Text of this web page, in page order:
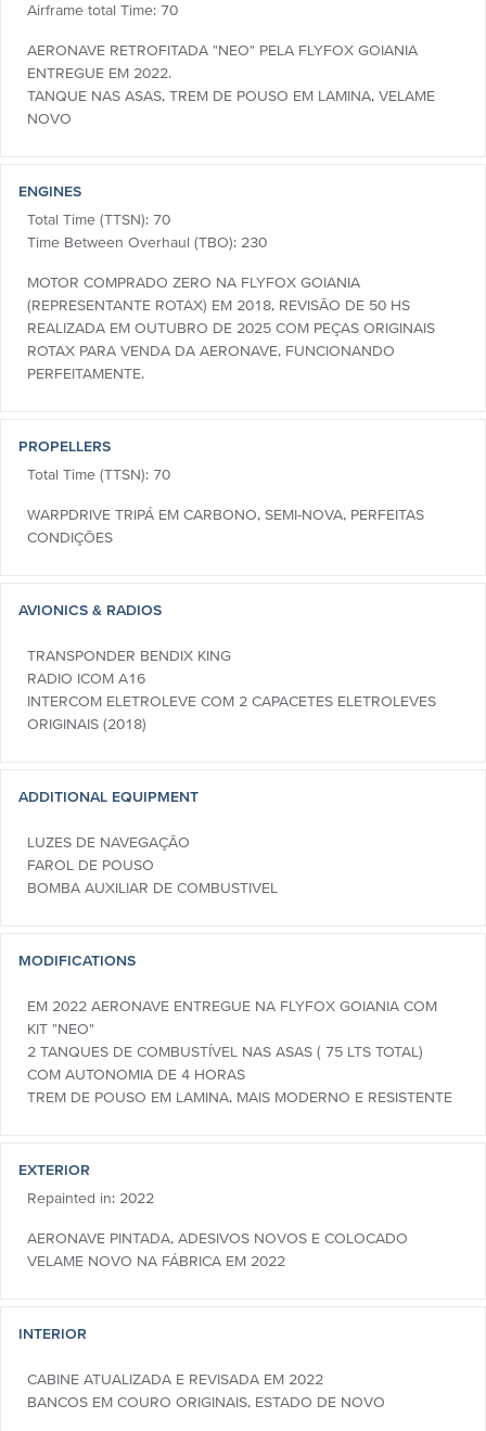
Airframe total Time: 70
AERONAVE RETROFITADA "NEO" PELA FLYFOX GOIANIA
ENTREGUE EM 2022.
TANQUE NAS ASAS, TREM DE POUSO EM LAMINA, VELAME
NOVO
ENGINES
Total Time (TTSN): 70
Time Between Overhaul (TBO): 230
MOTOR COMPRADO ZERO NA FLYFOX GOIANIA
(REPRESENTANTE ROTAX) EM 2018, REVISÃO DE 50 HS
REALIZADA EM OUTUBRO DE 2025 COM PEÇAS ORIGINAIS
ROTAX PARA VENDA DA AERONAVE, FUNCIONANDO
PERFEITAMENTE.
PROPELLERS
Total Time (TTSN): 70
WARPDRIVE TRIPÁ EM CARBONO, SEMI-NOVA, PERFEITAS
CONDIÇÕES
AVIONICS & RADIOS
TRANSPONDER BENDIX KING
RADIO ICOM A16
INTERCOM ELETROLEVE COM 2 CAPACETES ELETROLEVES
ORIGINAIS (2018)
ADDITIONAL EQUIPMENT
LUZES DE NAVEGAÇÃO
FAROL DE POUSO
BOMBA AUXILIAR DE COMBUSTIVEL
MODIFICATIONS
EM 2022 AERONAVE ENTREGUE NA FLYFOX GOIANIA COM
KIT "NEO"
2 TANQUES DE COMBUSTÍVEL NAS ASAS ( 75 LTS TOTAL)
COM AUTONOMIA DE 4 HORAS
TREM DE POUSO EM LAMINA, MAIS MODERNO E RESISTENTE
EXTERIOR
Repainted in: 2022
AERONAVE PINTADA, ADESIVOS NOVOS E COLOCADO
VELAME NOVO NA FÁBRICA EM 2022
INTERIOR
CABINE ATUALIZADA E REVISADA EM 2022
BANCOS EM COURO ORIGINAIS, ESTADO DE NOVO